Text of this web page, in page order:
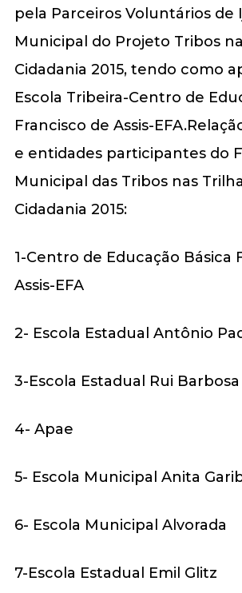
pela Parceiros Voluntários de
Municipal do Projeto Tribos
Cidadania 2015, tendo como
Escola Tribeira-Centro de
Francisco de Assis-
e entidades participantes do
Municipal das Tribos nas
Cidadania 2015:
1-Centro de Educação Básica
Assis-EFA
2- Escola Estadual Antônio
3-Escola Estadual Rui
4- Apae
5- Escola Municipal Anita
6- Escola Municipal Alvorada
7-Escola Estadual Emil Glitz